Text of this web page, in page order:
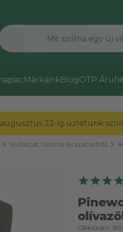
MárkáinkBlogOTP
22-ig üzletünk
chevron_right Vadászat, túrázás és szabadidőchevron_right
Cikkszám: